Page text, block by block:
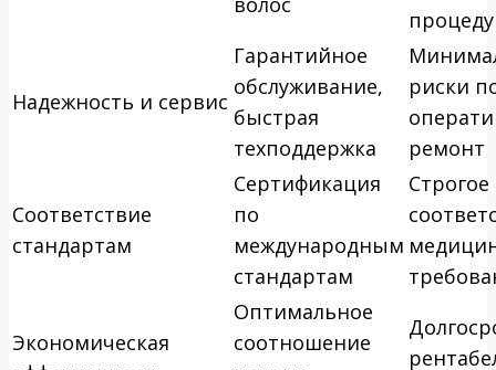
Надежность и сервис
Гарантийное
обслуживание,
быстрая
техподдержка
риски
ремонт
Соответствие
стандартам
Сертификация
по
международным
стандартам
Строгое
Экономическая
Оптимальное
соотношение